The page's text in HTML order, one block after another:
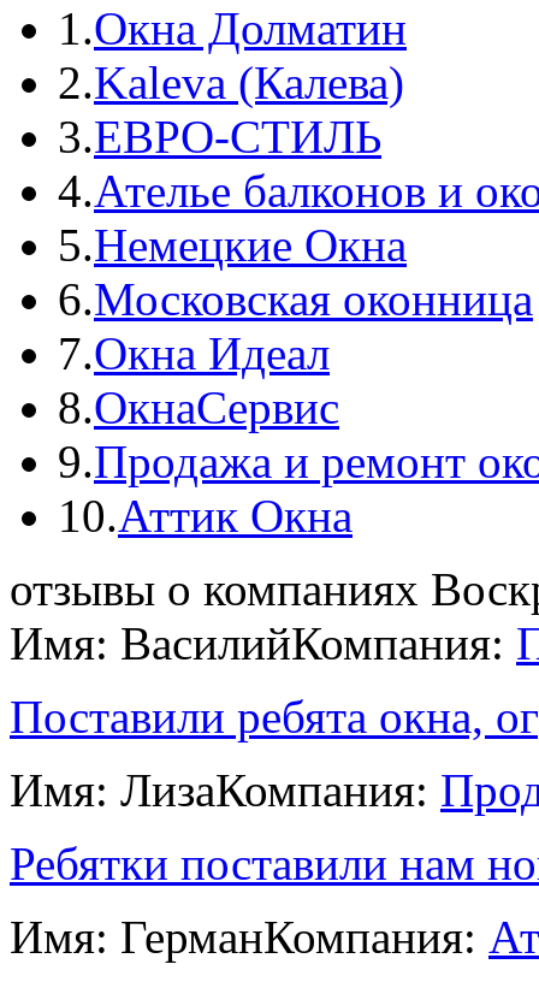
1.Окна Долматин
2.Kaleva (Калева)
3.ЕВРО-СТИЛЬ
4.Ателье балконов и
5.Немецкие Окна
6.Московская оконница
7.Окна Идеал
8.ОкнаСервис
9.Продажа и ремонт
10.Аттик Окна
отзывы о компаниях
Имя: ВасилийКомпания:
Поставили ребята окна,
Имя: ЛизаКомпания:
Ребятки поставили нам
Имя: ГерманКомпания: